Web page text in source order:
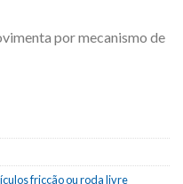
por mecanismo de
fricção ou roda livre